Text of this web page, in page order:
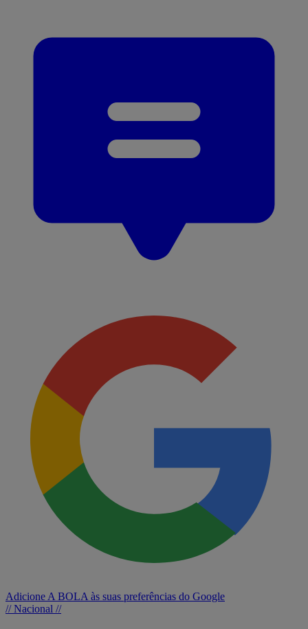
Adicione A BOLA às suas preferências do Google
// Nacional //